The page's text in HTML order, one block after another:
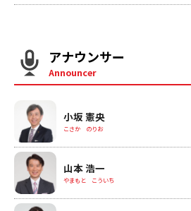
アナウンサー
Announcer
小坂 憲央
こさか のりお
山本 浩一
やまもと こういち